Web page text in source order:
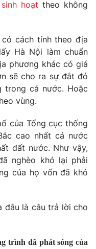
hoạt theo không
cách tính theo địa
Hà Nội làm chuẩn
phương khác có giá
sẽ cho ra sự đắt đỏ
trong cả nước. Hoặc
vùng.
của Tổng cục thống
cao nhất cả nước
đất nước. Như vậy,
nghèo khó lại phải
của họ vốn đã khó
đâu là câu trả lời cho
trình đã phát sóng của